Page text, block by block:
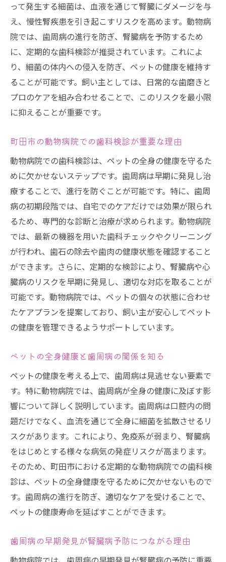
定期検診でわかるペットの口腔内状態
早期発見が可能な動物病院での歯科検診
町田市の動物病院で受けられる歯科サービ
ス
日常の歯磨きと病院検診の組み合わせが重
要
ペットのストレスを軽減する検診の方法
理由
町田市で学ぶ！ペットの腎臓病リスクを軽減す
るための歯科ケア
歯科ケアが腎臓病予防に繋がる理由
町田市での歯科ケアの実践法
ペットの歯科ケアと腎臓病の関係を理解す
る
腎臓病リスクを減らすための町田市の歯科
ケア
歯科ケアによる腎臓病リスクの軽減方法
町田市の動物病院で提供される歯科ケアプ
ラン
康管理法
腎臓の健康を保つために知っておきたいポ
イント
町田市で推奨されるペットの健康管理法
歯と腎臓の健康に役立つ日常ケア
町田市の動物病院で教わる健康管理のポイ
ント
ペットの健康を守るために必要な日常的な
サポート
動物病院のプロフェッショナルが教える歯の健
専門家が語る歯周病と全身疾患の関係
って発生する細菌は、血液を通じて腎臓にダメージを与
え、慢性腎疾患を引き起こすリスクを高めます。動物病
院では、歯周病の進行を防ぎ、腎臓病を予防するため
に、定期的な歯科検診が推奨されています。これによ
り、細菌の体内への侵入を防ぎ、ペットの健康を維持す
ることが可能です。飼い主としては、日常的な歯磨きと
プロのケアを組み合わせることで、このリスクを最小限
に抑えることが重要です。
町田市の動物病院での歯科検診が重要な理由
動物病院での歯科検診は、ペットの全身の健康を守るた
めに欠かせないステップです。歯周病は早期に発見し治
療することで、進行を防ぐことが可能です。特に、歯周
病の初期段階では、自宅でのケアだけでは効果が限られ
るため、専門的な診断と治療が求められます。動物病院
では、最新の機器を用いた歯科チェックやクリーニング
が行われ、歯石の除去や歯肉の健康状態を確認すること
ができます。さらに、定期的な検診により、腎臓病や心
臓病のリスクを早期に発見し、適切な対応を取ることが
可能です。動物病院では、ペットの個々の状態に合わせ
たケアプランを提案しており、飼い主が安心してペット
の健康を管理できるようサポートしています。
ペットの全身健康と歯周病の関係を知る
ペットの健康を考える上で、歯周病は見逃せない要素で
す。特に動物病院では、歯周病が全身の健康に及ぼす影
響について詳しく説明しています。歯周病は口腔内の問
題だけでなく、血流を通じて全身に細菌を拡散させるリ
スクがあります。これにより、免疫系が弱まり、腎臓病
をはじめとする様々な病気の発症リスクが高まります。
そのため、町田市における定期的な動物病院での歯科検
診は、ペットの全身健康を守るために欠かせないもので
す。歯周病の進行を防ぎ、適切なケアを受けることで、
ペットの健康寿命を延ばすことができます。
歯周病の早期発見が腎臓病予防につながる理由